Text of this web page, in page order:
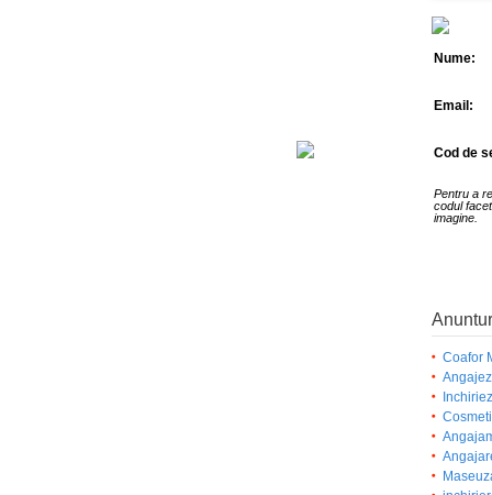
Nume:
Email:
Cod de
Pentru a
codul
imagine.
Coafor